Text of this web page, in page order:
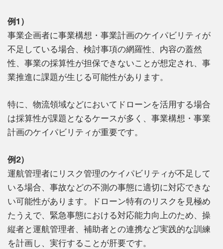
例1）
事業企画者に事業構想・事業計画のケイパビリティが
不足している場合、検討事項の網羅性、内容の蓋然
性、事業の採算性が担保できないことが想定され、事
業推進に課題が生じる可能性があります。
特に、物流領域などにおいてドローンを活用する場合
は採算性が課題となるケースが多く、事業構想・事業
計画のケイパビリティが重要です。
例2）
運航管理者にリスク管理のケイパビリティが不足して
いる場合、事故などの不測の事態に適切に対応できな
い可能性があります。ドローン特有のリスクを見極め
たうえで、緊急事態における対応能力向上のため、操
縦者と運航管理者、補助者との連携など実践的な訓練
を計画し、実行することが肝要です。